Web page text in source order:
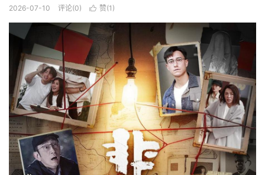
2026-07-10 评论(0)  赞(1 )